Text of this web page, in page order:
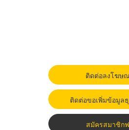
ติดต่อลงโฆษ
ติดต่อขอเพิ่มข้อมูล
สมัครสมาชิก